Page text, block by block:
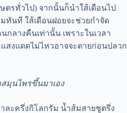
รทั่วไป) จากนั้นก็นำใส้เดือนไป
ทันที ใส้เดือนฝอยจะช่วยกำจัด
ลางคืนเท่านั้น เพราะในเวลา
สงแดดไม่ไหวอาจจะตายก่อนปลวก
มุนไพรขึ้นมาเอง
ครึ่งกิโลกรัม น้ำส้มสายชูตรึ่ง